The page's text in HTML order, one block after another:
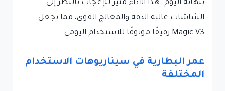
بنهاية اليوم. هذا الأداء مثير للإعجاب بالنظر إلى
الشاشات عالية الدقة والمعالج القوي، مما يجعل
Magic V3 رفيقًا موثوقًا للاستخدام اليومي.
عمر البطارية في سيناريوهات الاستخدام
المختلفة